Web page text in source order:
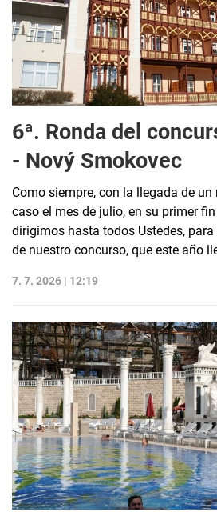
6ª. Ronda del
- Nový Smokovec
Como siempre, con la llegada de un
caso el mes de julio, en su primer
dirigimos hasta todos Ustedes,
de nuestro concurso, que este año
7. 7. 2026 | 12:19